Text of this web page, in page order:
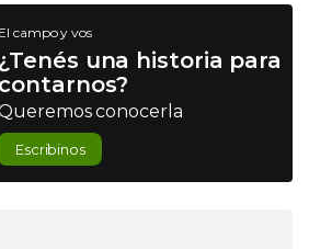
El campo y vos
¿Tenés una historia para
contarnos?
conocerla
Escribinos